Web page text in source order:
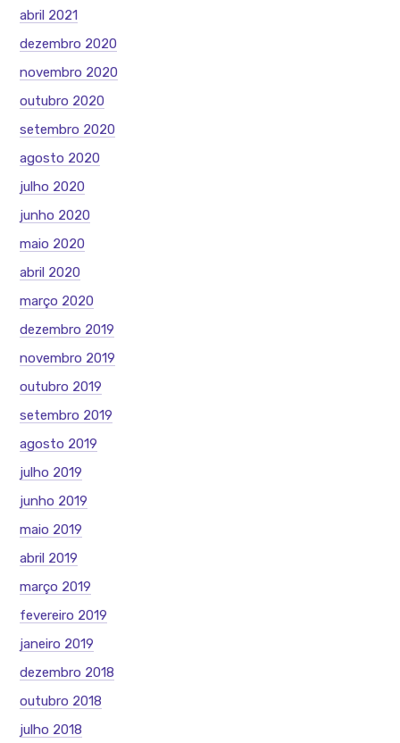
abril 2021
dezembro 2020
novembro 2020
outubro 2020
setembro 2020
agosto 2020
julho 2020
junho 2020
maio 2020
abril 2020
março 2020
dezembro 2019
novembro 2019
outubro 2019
setembro 2019
agosto 2019
julho 2019
junho 2019
maio 2019
abril 2019
março 2019
fevereiro 2019
janeiro 2019
dezembro 2018
outubro 2018
julho 2018